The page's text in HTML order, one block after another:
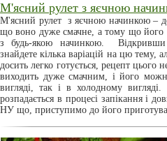
М'ясний рулет з яєчною
М'ясний рулет з яєчною начинкою –
що воно дуже смачне, а тому що його
з будь-якою начинкою.
знайдете кілька варіацій на цю тему,
досить легко готується, рецепт цього
виходить дуже смачним, і його
вигляді, так і в холодному
розпадається в процесі запікання і
НУ що, приступимо до його